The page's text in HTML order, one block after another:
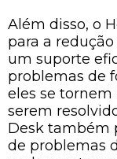
Além disso, o
para a
um suporte
problemas de
eles se tornem
serem
Desk também
de problemas